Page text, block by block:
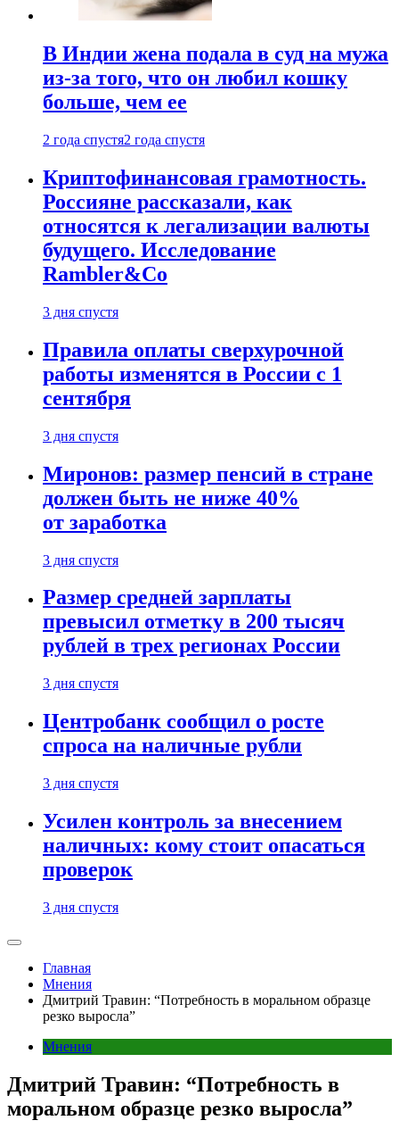
В Индии жена подала в суд на мужа
из-за того, что он любил кошку
больше, чем ее
2 года спустя2 года спустя
Криптофинансовая грамотность.
Россияне рассказали, как
относятся к легализации валюты
будущего. Исследование
Rambler&Co
3 дня спустя
Правила оплаты сверхурочной
работы изменятся в России с 1
сентября
3 дня спустя
Миронов: размер пенсий в стране
должен быть не ниже 40%
от заработка
3 дня спустя
Размер средней зарплаты
превысил отметку в 200 тысяч
рублей в трех регионах России
3 дня спустя
Центробанк сообщил о росте
спроса на наличные рубли
3 дня спустя
Усилен контроль за внесением
наличных: кому стоит опасаться
проверок
3 дня спустя
Главная
Мнения
Дмитрий Травин: “Потребность в моральном образце
резко выросла”
Мнения
Дмитрий Травин: “Потребность в
моральном образце резко выросла”